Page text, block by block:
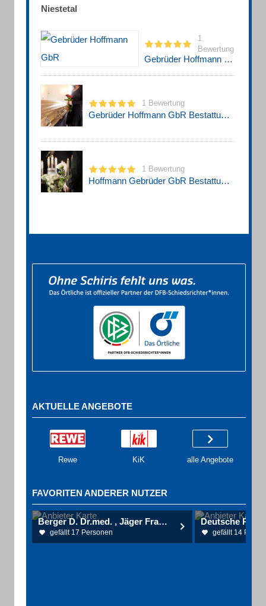
Niestetal
1
Bewertung
Gebrüder Hoffmann GbR
1 Bewertung
Gebrüder Hoffmann GbR Bestattungsunternehmen
1 Bewertung
Hoffmann Gebrüder GbR Bestattungen
AKTUELLE ANGEBOTE
Rewe KiK alle Angebote
FAVORITEN ANDERER NUTZER
Berger D. Dr.med. , Jäger Frank-S. Dr.med. Kardiologische Gemeinschaftspraxis , Wicke J. Dr.med.
gefällt 17 Personen gefällt 14